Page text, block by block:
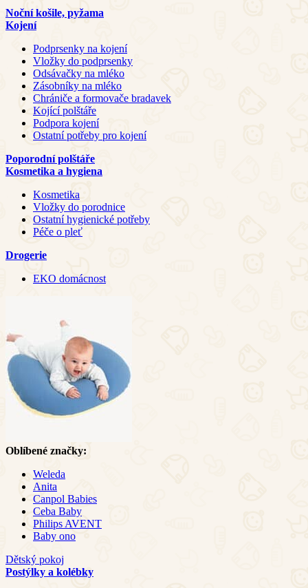
Noční košile, pyžama
Kojení
Podprsenky na kojení
Vložky do podprsenky
Odsávačky na mléko
Zásobníky na mléko
Chrániče a formovače bradavek
Kojící polštáře
Podpora kojení
Ostatní potřeby pro kojení
Poporodní polštáře
Kosmetika a hygiena
Kosmetika
Vložky do porodnice
Ostatní hygienické potřeby
Péče o pleť
Drogerie
EKO domácnost
Oblíbené značky:
Weleda
Anita
Canpol Babies
Ceba Baby
Philips AVENT
Baby ono
Dětský pokoj
Postýlky a kolébky